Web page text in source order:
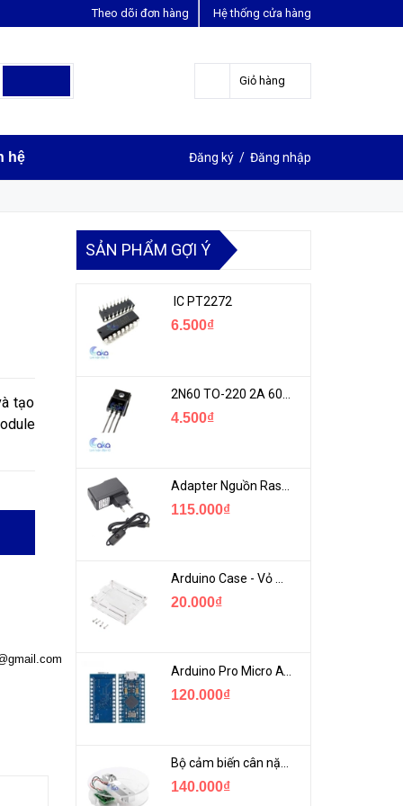
Hệ thống cửa hàng
Theo dõi đơn hàng
Giỏ hàng
hệ Đăng ký / Đăng nhập
tạo
LIÊN HỆ ĐẶT HÀNG
SẢN PHẨM GỢI Ý
IC PT2272
6.500₫
4.500₫
Adapter Nguồn Raspberry 5V 2.5A - USB Micro Có Công Tắc
115.000₫
20.000₫
Arduino Pro Micro ATmega32U4 USB Mini
120.000₫
Bộ cảm biến cân nặng loadcell 1KG khung mica
140.000₫